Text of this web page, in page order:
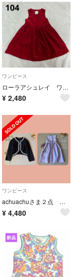
ワンピース
ローラアシュレイ ワンピース フォーマル クラシカル 赤 104cm
¥ 2,480
ワンピース
achuachuさま２点 ご専用
¥ 4,480